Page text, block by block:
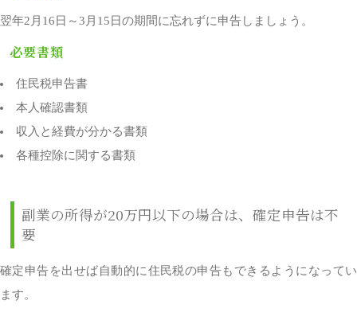
翌年2月16日～3月15日の期間に忘れずに申告しましょう。
必要書類
住民税申告書
本人確認書類
収入と経費が分かる書類
各種控除に関する書類
副業の所得が20万円以下の場合は、確定申告は不
要
確定申告を出せば自動的に住民税の申告もできるようになってい
ます。